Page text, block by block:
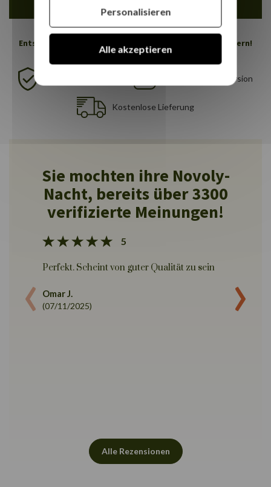
Entspannen Sie sich tief, Novoly wird sich um Sie kümmern!
30-Nächte-Testversion
Kostenlose Lieferung
Sie mochten ihre Novoly-
Nacht, bereits über 3300
verifizierte Meinungen!
5
Perfekt. Scheint von guter Qualität zu sein
Omar J.
(07/11/2025)
ein
waren
‹ ›
Alle Rezensionen
Alle akzeptieren
Personalisieren